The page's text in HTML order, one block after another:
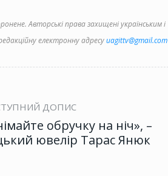
Авторські права захищені українським і
електронну адресуuagittv@gmail.com
ДОПИС
обручку на ніч», –
ювелір Тарас Янюк